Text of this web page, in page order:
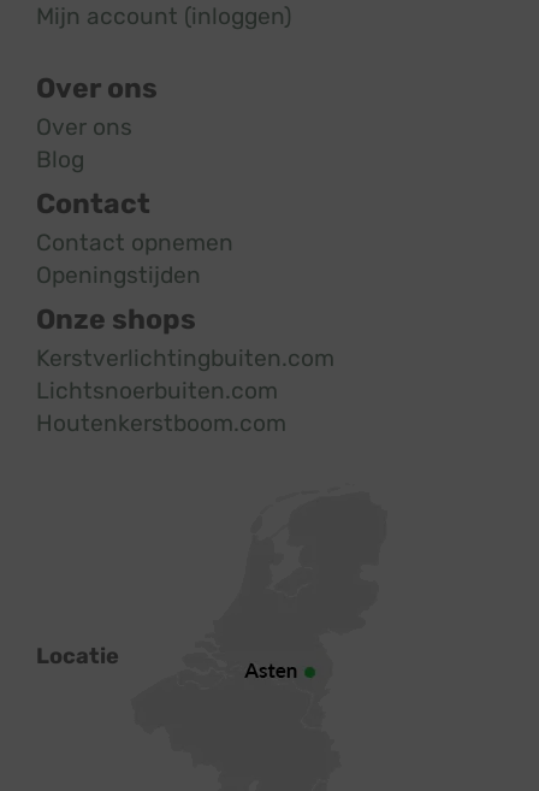
Mijn account (inloggen)
Over ons
Over ons
Blog
Contact
Contact opnemen
Openingstijden
Onze shops
Kerstverlichtingbuiten.com
Lichtsnoerbuiten.com
Houtenkerstboom.com
Locatie